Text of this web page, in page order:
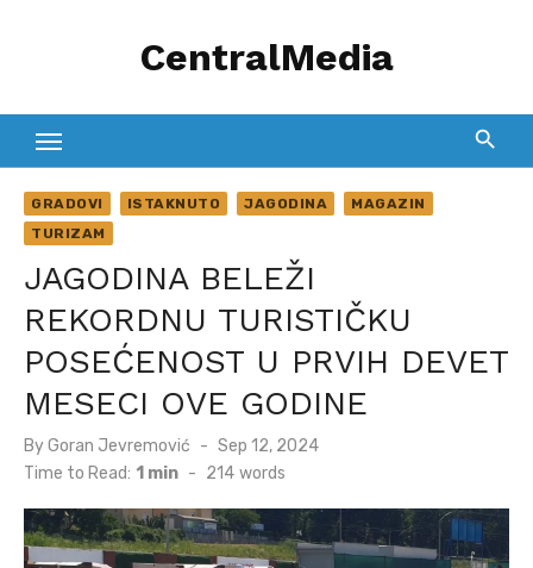
CentralMedia
GRADOVI ISTAKNUTO JAGODINA
MAGAZIN
TURIZAM
JAGODINA BELEŽI
REKORDNU TURISTIČKU
POSEĆENOST U PRVIH DEVET
MESECI OVE GODINE
ByGoran Jevremović
Posted
on
Sep 12, 2024
Time to Read: 1 min - 214 words